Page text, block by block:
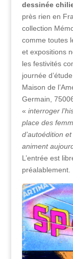
dessinée
près rien en
collection
comme toutes
et expositions
les festivités
journée
Maison de
Germain,
« interroger
place des
d’autoédition
animent
L’entrée est
préalablement.